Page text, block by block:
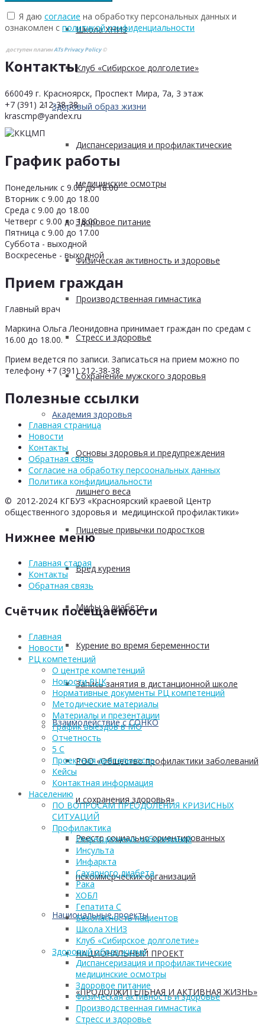
Школа ХНИЗ
Клуб «Сибирское долголетие»
Здоровый образ жизни
Диспансеризация и профилактические
медицинские осмотры
Здоровое питание
Физическая активность и здоровье
Производственная гимнастика
Стресс и здоровье
Сохранение мужского здоровья
Академия здоровья
Основы здоровья и предупреждения
лишнего веса
Пищевые привычки подростков
Вред курения
Мифы о диабете
Курение во время беременности
Запись занятия в дистанционной школе
Взаимодействие с СОНКО
РОО «Общество профилактики заболеваний
и сохранения здоровья»
Реестр социально ориентированных
некоммерческих организаций
Национальные проекты
НАЦИОНАЛЬНЫЙ ПРОЕКТ
«ПРОДОЛЖИТЕЛЬНАЯ И АКТИВНАЯ ЖИЗНЬ»
Я даю согласие на обработку персональных данных и
ознакомлен с политикой конфиденциальности
доступен плагинATs Privacy Policy©
Контакты
660049 г. Красноярск, Проспект Мира, 7а, 3 этаж
+7 (391) 212-38-38
krascmp@yandex.ru
График работы
Понедельник с 9.00 до 18.00
Вторник с 9.00 до 18.00
Среда с 9.00 до 18.00
Четверг с 9.00 до 18.00
Пятница с 9.00 до 17.00
Суббота - выходной
Воскресенье - выходной
Прием граждан
Главный врач
Маркина Ольга Леонидовна принимает граждан по средам с
16.00 до 18.00.
Прием ведется по записи. Записаться на прием можно по
телефону +7 (391) 212-38-38
Полезные ссылки
Главная страница
Новости
Контакты
Обратная связь
Согласие на обработку персоональных данных
Политика конфидициальности
© 2012-2024 КГБУЗ «Красноярский краевой Центр
общественного здоровья и медицинской профилактики»
Нижнее меню
Главная старая
Контакты
Обратная связь
Счётчик посещаемости
Главная
Новости
РЦ компетенций
О центре компетенций
Новости РЦК
Нормативные документы РЦ компетенций
Методические материалы
Материалы и презентации
График выездов в МО
Отчетность
5 С
Проектная деятельность
Кейсы
Контактная информация
Населению
ПО ВОПРОСАМ ПРЕОДОЛЕНИЯ КРИЗИСНЫХ
СИТУАЦИЙ
Профилактика
Инфекционных заболеваний
Инсульта
Инфаркта
Сахарного диабета
Рака
ХОБЛ
Гепатита С
Безопасность пациентов
Школа ХНИЗ
Клуб «Сибирское долголетие»
Здоровый образ жизни
Диспансеризация и профилактические
медицинские осмотры
Здоровое питание
Физическая активность и здоровье
Производственная гимнастика
Стресс и здоровье